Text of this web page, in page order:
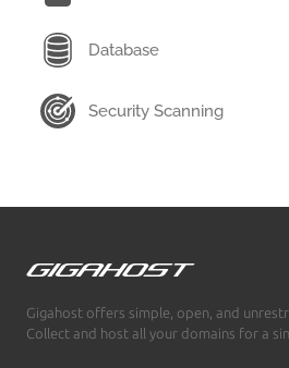
Database
Security Scanning
Gigahost offers simple, open, and
Collect and host all your domains for a